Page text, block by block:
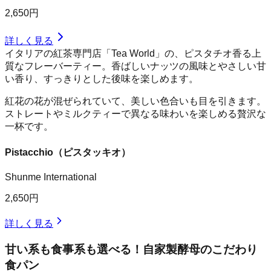
2,650円
詳しく見る
イタリアの紅茶専門店「Tea World」の、ピスタチオ香る上
質なフレーバーティー。香ばしいナッツの風味とやさしい甘
い香り、すっきりとした後味を楽しめます。
紅花の花が混ぜられていて、美しい色合いも目を引きます。
ストレートやミルクティーで異なる味わいを楽しめる贅沢な
一杯です。
Pistacchio（ピスタッキオ）
Shunme International
2,650円
詳しく見る
甘い系も食事系も選べる！自家製酵母のこだわり
食パン